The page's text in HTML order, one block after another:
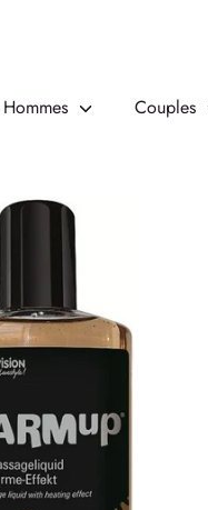
Hommes Couples